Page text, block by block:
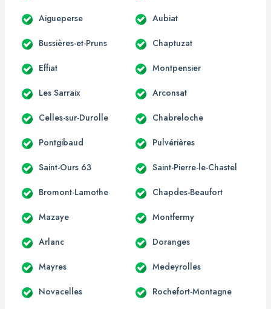
Aigueperse Aubiat
Bussières-et-Pruns Chaptuzat
Effiat Montpensier
Les Sarraix Arconsat
Celles-sur-Durolle Chabreloche
Pontgibaud Pulvérières
Saint-Ours 63 Saint-Pierre-le-Chastel
Bromont-Lamothe Chapdes-Beaufort
Mazaye Montfermy
Arlanc Doranges
Mayres Medeyrolles
Novacelles Rochefort-Montagne